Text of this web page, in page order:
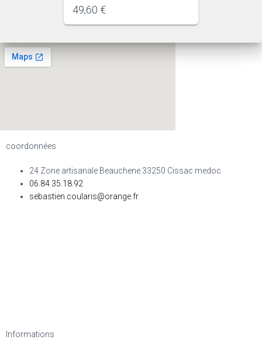
49,60 €
coordonnées
24 Zone artisanale Beauchene 33250 Cissac medoc
06.84.35.18.92
sebastien.coularis@orange.fr
Informations